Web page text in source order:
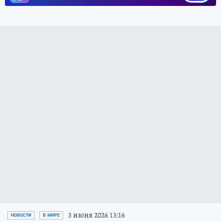
НОВОСТИ В МИРЕ 3 июня 2026 13:16